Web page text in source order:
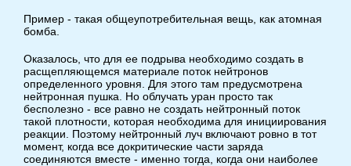
Пример - такая общеупотребительная вещь, как атомная
бомба.
Оказалось, что для ее подрыва необходимо создать в
расщепляющемся материале поток нейтронов
определенного уровня. Для этого там предусмотрена
нейтронная пушка. Но облучать уран просто так
бесполезно - все равно не создать нейтронный поток
такой плотности, которая необходима для инициирования
реакции. Поэтому нейтронный луч включают ровно в тот
момент, когда все докритические части заряда
соединяются вместе - именно тогда, когда они наиболее